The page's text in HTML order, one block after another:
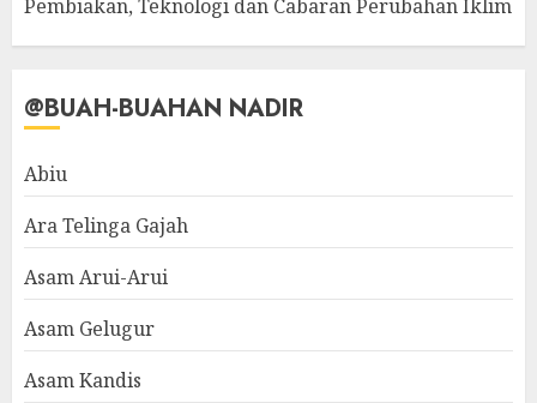
Pembiakan, Teknologi dan Cabaran Perubahan Iklim
@BUAH-BUAHAN NADIR
Abiu
Ara Telinga Gajah
Asam Arui-Arui
Asam Gelugur
Asam Kandis